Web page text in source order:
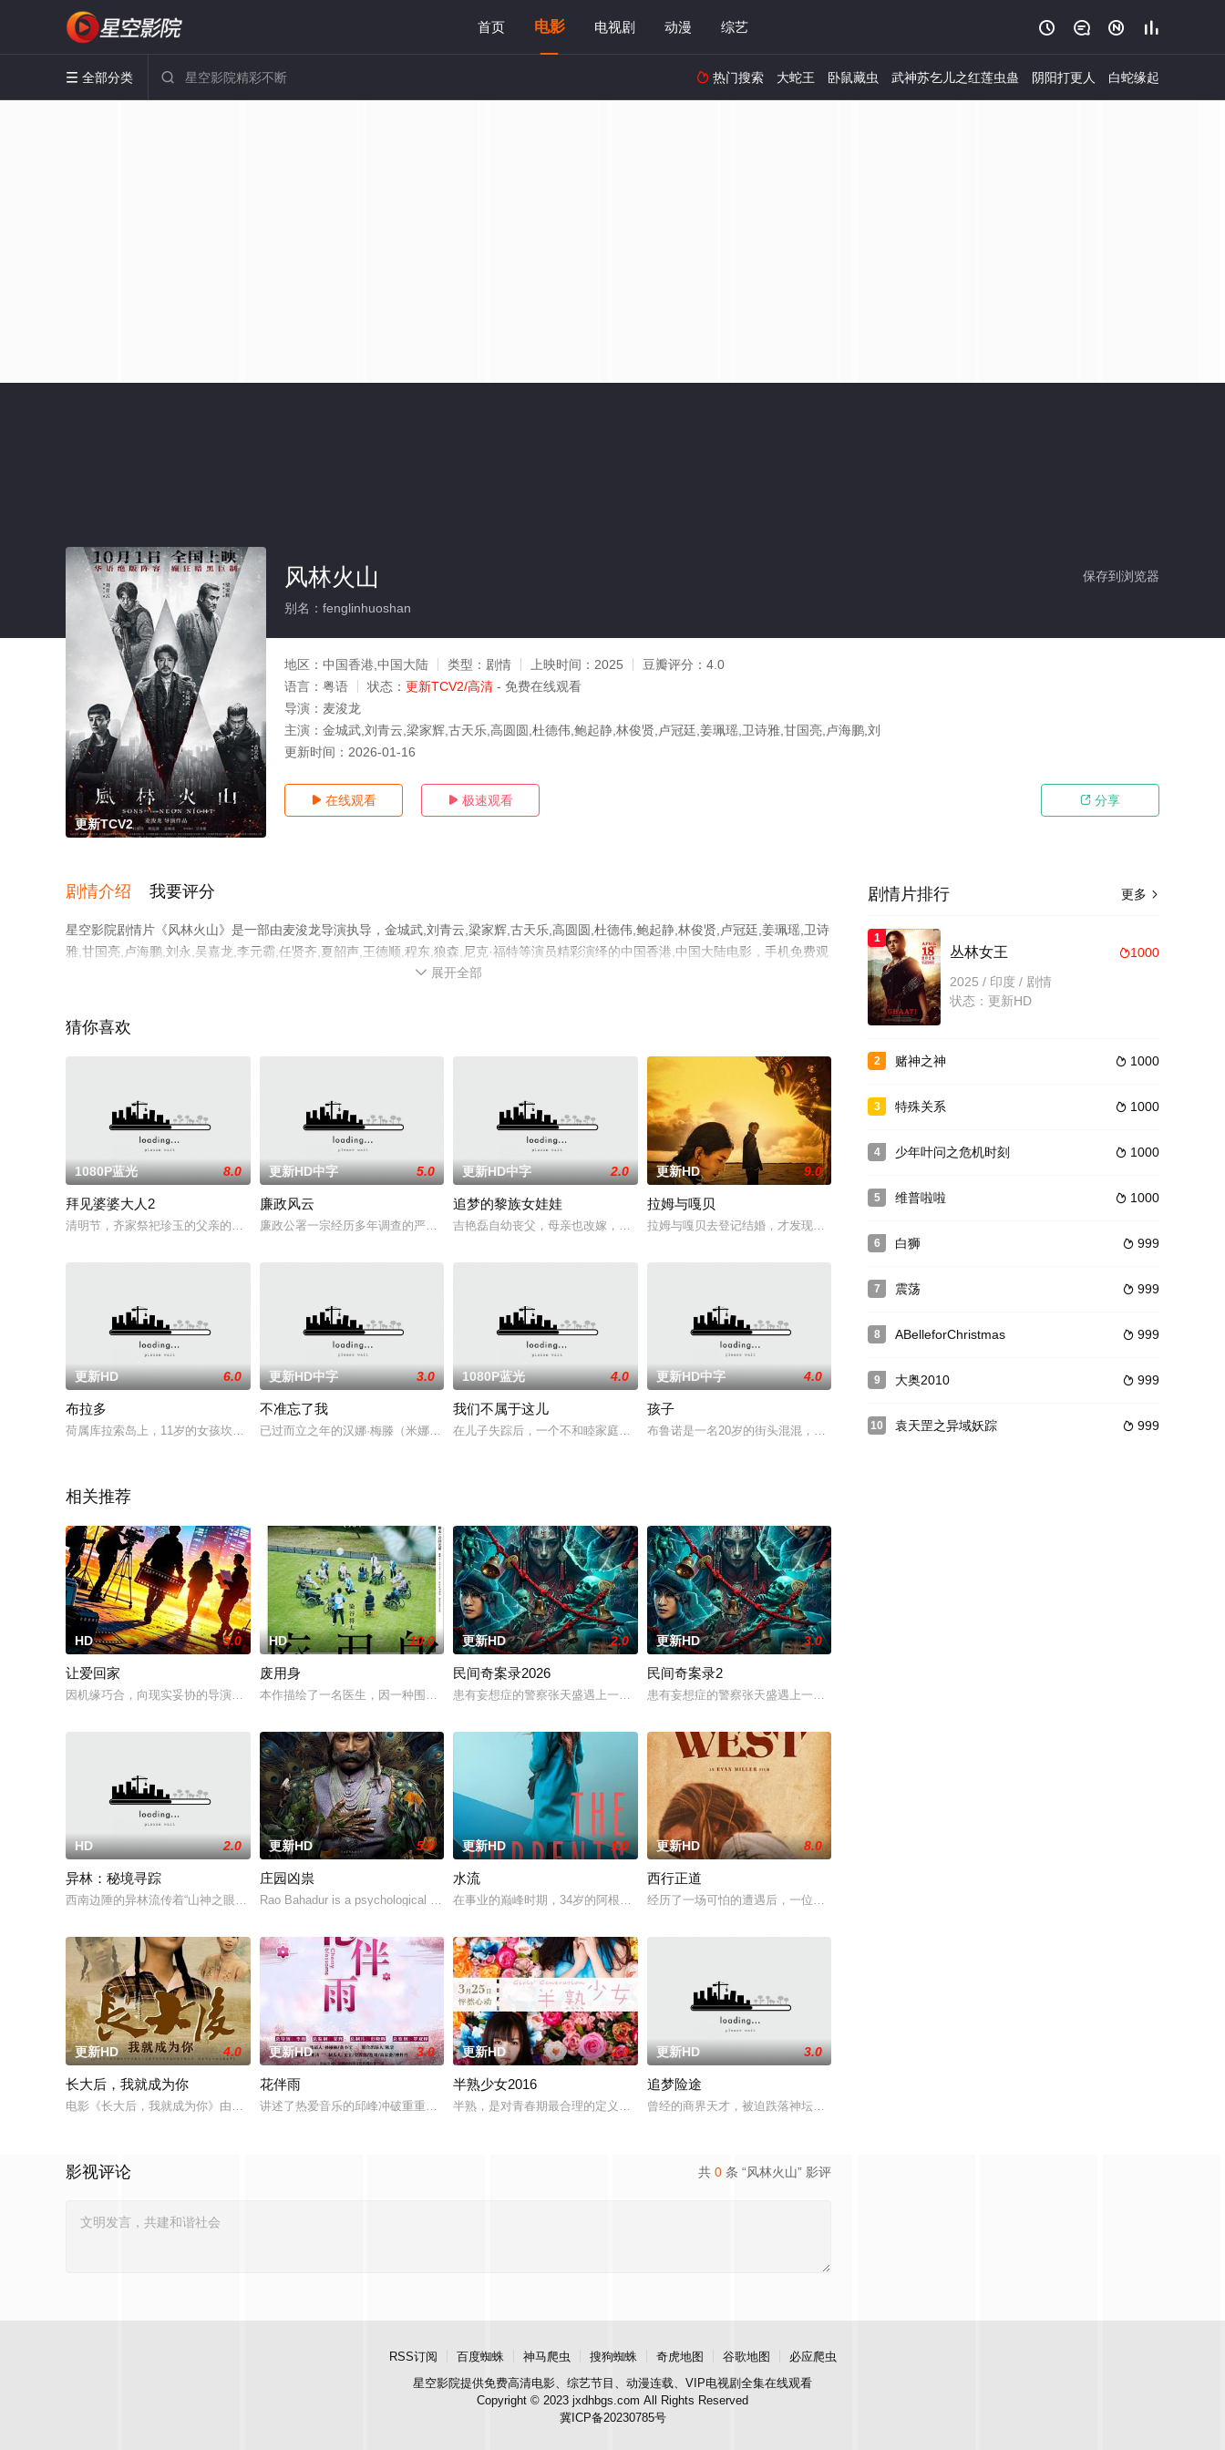
首页 电影 电视剧 动漫 综艺    
 全部分类   热门搜索 大蛇王 卧鼠藏虫 武神苏乞儿之红莲虫蛊 阴阳打更人 白蛇缘起
更新TCV2
保存到浏览器
风林火山
别名：fenglinhuoshan
地区： 中国香港,中国大陆 类型： 剧情 上映时间： 2025 豆瓣评分： 4.0
语言： 粤语 状态： 更新TCV2/高清 - 免费在线观看
导演： 麦浚龙
主演： 金城武,刘青云,梁家辉,古天乐,高圆圆,杜德伟,鲍起静,林俊贤,卢冠廷,姜珮瑶,卫诗雅,甘国亮,卢海鹏,刘
更新时间： 2026-01-16
 在线观看  极速观看  分享
剧情介绍 我要评分
星空影院剧情片《风林火山》是一部由麦浚龙导演执导，金城武,刘青云,梁家辉,古天乐,高圆圆,杜德伟,鲍起静,林俊贤,卢冠廷,姜珮瑶,卫诗
雅,甘国亮,卢海鹏,刘永,吴嘉龙,李元霸,任贤齐,夏韶声,王德顺,程东,狼森,尼克·福特等演员精彩演绎的中国香港,中国大陆电影，手机免费观
看高清无删减完整版电影大全就上星空影视，更多相关信息可移步至豆瓣电影、电视猫或剧情网等平台了解。
 展开全部
猜你喜欢
1080P蓝光 8.0
拜见婆婆大人2
清明节，齐家祭祀珍玉的父亲的豫亲王，杰西卡发现豫亲王和家诚几乎长得一模一样。随后的午饭上，珍玉想起自己的父亲嚎啕大哭，不明事理的杰西
更新HD中字 5.0
廉政风云
廉政公署一宗经历多年调查的严重非法内销行贿案件，竟因首被告理达贸易集团负责人陈超群弃保潜逃，以及唯一重要证人兼举报者，理达的前任财务
更新HD中字 2.0
追梦的黎族女娃娃
吉艳磊自幼丧父，母亲也改嫁，承受家庭压力的她为了免费上学加入了肖教练组建的琼中女足。一群十岁出头的女生，一起训练、一起比赛。新旧
更新HD 9.0
拉姆与嘎贝
拉姆与嘎贝去登记结婚，才发现嘎贝昔日未成的婚事，在法律上仍未失效。嘎贝踏上寻找“前妻”措雅的旅程，
更新HD 6.0
布拉多
荷属库拉索岛上，11岁的女孩坎飒在无神论的父亲和虔诚的爷爷之间，寻找一条属于自己的成人之路。这是一部在导演艾希·詹加心中酝酿了十年的
更新HD中字 3.0
不准忘了我
已过而立之年的汉娜·梅滕（米娜·唐德MinaTander饰）是一家医院的医生，虽然事业顺利，饮食无忧，且育有一个可爱的女儿莉娅（Li
1080P蓝光 4.0
我们不属于这儿
在儿子失踪后，一个不和睦家庭里受人尊敬的女家长被推到了她的临界点。
更新HD中字 4.0
孩子
布鲁诺是一名20岁的街头混混，过活的营生是各种合法、非法的地下交易，他的女友，18岁的索尼亚也没正当
相关推荐
HD 5.0
让爱回家
因机缘巧合，向现实妥协的导演朱达仁萌生拍一部《河南人在北京》电影的念头，在说服主编姚松、老乡韩战、二房东杨小强加入后，一路曲折式“开
HD 10.0
废用身
本作描绘了一名医生，因一种围绕“废用身”——因瘫痪等原因已无恢复可能的四肢——的治疗方法，而一步步踏入在追求理想的理性与疯狂之间摇摆
更新HD 2.0
民间奇案录2026
患有妄想症的警察张天盛遇上一起离奇的神像杀人事件，勘案过程中，牵引出“婴胎报仇”，“娘娘索命”等一连串妖异事件，张天盛虽被种种诡怪幻
更新HD 3.0
民间奇案录2
患有妄想症的警察张天盛遇上一起离奇的神像杀人事件，勘案过程中，牵引出“婴胎报仇”，“娘娘索命”等一连
HD 2.0
异林：秘境寻踪
西南边陲的异林流传着“山神之眼”的恐怖传说，生物系学生苏瑶与同学进山科考，却因遭遇飓风来袭而失联。救援副队长陈霖奉命带队深入丛林，一
更新HD 5.0
庄园凶祟
Rao Bahadur is a psychological drama set against the backdrop of a
更新HD 1.0
水流
在事业的巅峰时期，34岁的阿根廷造型师丽娜在瑞士的一场颁奖典礼后，被一种突如其来的冲动驱使。回到布宜诺斯艾利斯后，她什么也没说，但她
更新HD 8.0
西行正道
经历了一场可怕的遭遇后，一位小镇女子向疏远的哥哥借了钱，独自一人踏上穿越西德克萨斯州的旅程，寻求
更新HD 4.0
长大后，我就成为你
电影《长大后，我就成为你》由中共四川省第十一届党代表、第十二届中华慈善奖最具爱心慈善楷模张彦杰老师的故事改编，通过创建爱心助学机构、
更新HD 3.0
花伴雨
讲述了热爱音乐的邱峰冲破重重阻力，克服种种困难，组建乐队追求自己的音乐梦想，并走出了困住他的亲情隔阂，和父亲和解，自我成长，最终收获
更新HD 2.0
半熟少女2016
半熟，是对青春期最合理的定义，它是梦开始的地方，没有深思熟虑，只有最单纯的坚定，然而，在这个充满意外的年纪，未来似乎变得很具体，
更新HD 3.0
追梦险途
曾经的商界天才，被迫跌落神坛。被那微不足道的成就麻醉过后他该如何面对现实，能改变他的命运的是谁？
共 0 条 “风林火山” 影评
影视评论
更多 
剧情片排行
1
1000
丛林女王
2025 / 印度 / 剧情
状态：更新HD
2  1000
赌神之神
3  1000
特殊关系
4  1000
少年叶问之危机时刻
5  1000
维普啦啦
6  999
白狮
7  999
震荡
8  999
ABelleforChristmas
9  999
大奥2010
10  999
袁天罡之异域妖踪
RSS订阅 百度蜘蛛 神马爬虫 搜狗蜘蛛 奇虎地图 谷歌地图
必应爬虫
星空影院提供免费高清电影、综艺节目、动漫连载、VIP电视剧全集在线观看
Copyright © 2023 jxdhbgs.com All Rights Reserved
冀ICP备20230785号